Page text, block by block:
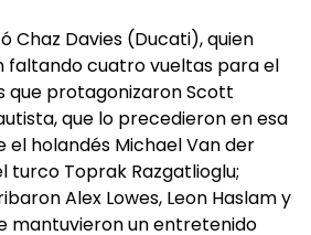
Chaz Davies (Ducati), quien
faltando cuatro vueltas para el
que protagonizaron Scott
que lo precedieron en esa
el holandés Michael Van der
turco Toprak Razgatlioglu;
Alex Lowes, Leon Haslam y
mantuvieron un entretenido